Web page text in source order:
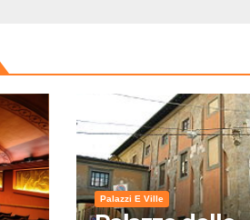
Palazzi E Ville